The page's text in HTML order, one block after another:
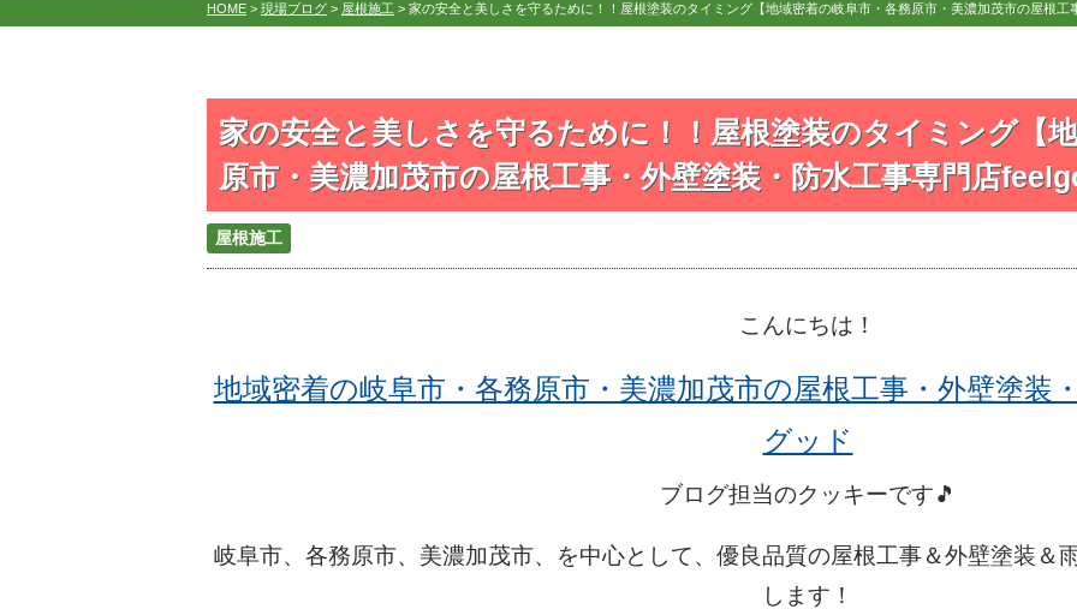
HOME > 現場ブログ > 屋根施工 > 家の安全と美しさを守るために！！屋根塗装のタイミング【地域密着の岐阜市・各務原市・美濃加茂市の屋根工
家の安全と美しさを守るために！！屋根塗装のタイミング【
原市・美濃加茂市の屋根工事・外壁塗装・防水工事専門店
屋根施工
こんにちは！
地域密着の岐阜市・各務原市・美濃加茂市の屋根工事・外壁塗装
グッド
ブログ担当のクッキーです🎵
岐阜市、各務原市、美濃加茂市、を中心として、優良品質の屋根工事＆外壁塗装＆
します！